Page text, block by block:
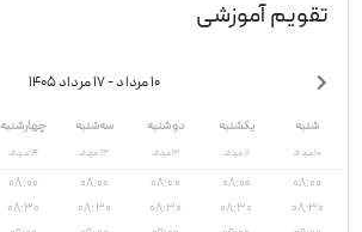
تقویم آموزشی
۱۰ مرداد - ۱۷ مرداد ۱۴۰۵
شنبه
۱۰مرداد
۰۸:۰۰
۰۸:۳۰
یکشنبه
۱۱مرداد
۰۸:۰۰
۰۸:۳۰
دوشنبه
۱۲مرداد
۰۸:۰۰
۰۸:۳۰
سه‌شنبه
۱۳مرداد
۰۸:۰۰
۰۸:۳۰
چهارشنبه
۱۴مرداد
۰۸:۰۰
۰۸:۳۰